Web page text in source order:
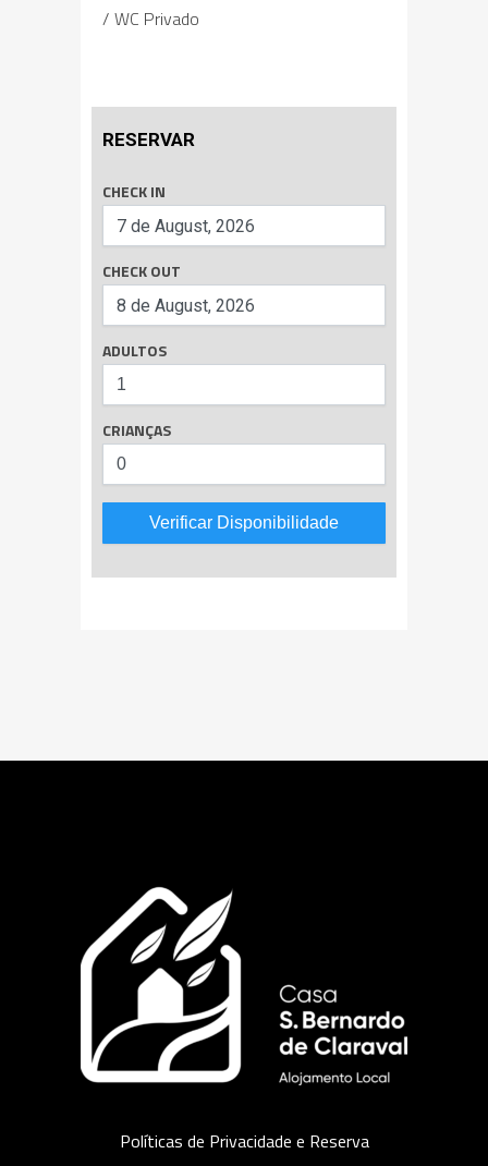
WC Privado
RESERVAR
CHECK IN
CHECK OUT
ADULTOS
CRIANÇAS
Verificar Disponibilidade
Políticas de Privacidade e Reserva